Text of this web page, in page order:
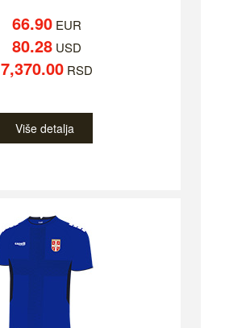
66.90EUR
80.28USD
7,370.00RSD
Više detalja